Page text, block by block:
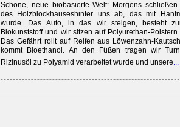
Schöne, neue biobasierte Welt: Morgens
des Holzblockhauseshinter uns ab, das mit
wurde. Das Auto, in das wir steigen, besteht
Biokunststoff und wir sitzen auf Polyurethan-
Das Gefährt rollt auf Reifen aus Löwenzahn-
kommt ­Bioethanol. An den Füßen tragen wir
Rizinusöl zu Polyamid verarbeitet wurde und unsere...